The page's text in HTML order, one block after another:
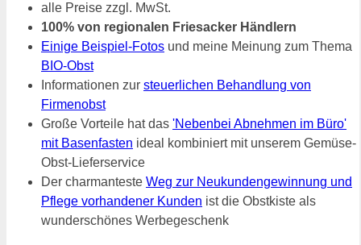
alle Preise zzgl. MwSt.
100% von regionalen Friesacker Händlern
Einige Beispiel-Fotos und meine Meinung zum Thema
BIO-Obst
Informationen zur steuerlichen Behandlung von
Firmenobst
Große Vorteile hat das 'Nebenbei Abnehmen im Büro'
mit Basenfasten ideal kombiniert mit unserem Gemüse-
Obst-Lieferservice
Der charmanteste Weg zur Neukundengewinnung und
Pflege vorhandener Kunden ist die Obstkiste als
wunderschönes Werbegeschenk